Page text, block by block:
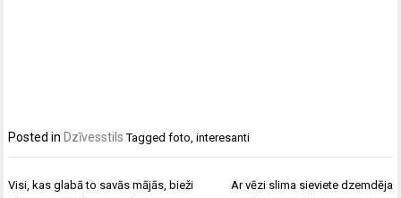
Posted in Dzīvesstils Taggedfoto,interesanti
Ziņu
Visi, kas glabā to savās mājās, bieži
Ar vēzi slima sieviete dzemdēja